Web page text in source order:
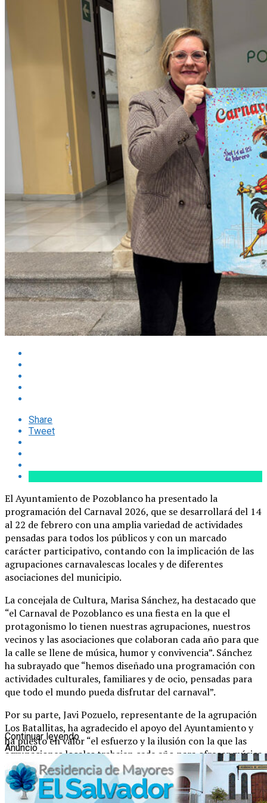
Share
Tweet
El Ayuntamiento de Pozoblanco ha presentado la
programación del Carnaval 2026, que se desarrollará del 14
al 22 de febrero con una amplia variedad de actividades
pensadas para todos los públicos y con un marcado
carácter participativo, contando con la implicación de las
agrupaciones carnavalescas locales y de diferentes
asociaciones del municipio.
La concejala de Cultura, Marisa Sánchez, ha destacado que
“el Carnaval de Pozoblanco es una fiesta en la que el
protagonismo lo tienen nuestras agrupaciones, nuestros
vecinos y las asociaciones que colaboran cada año para que
la calle se llene de música, humor y convivencia”. Sánchez
ha subrayado que “hemos diseñado una programación con
actividades culturales, familiares y de ocio, pensadas para
que todo el mundo pueda disfrutar del carnaval”.
Por su parte, Javi Pozuelo, representante de la agrupación
Los Batallitas, ha agradecido el apoyo del Ayuntamiento y
ha puesto en valor “el esfuerzo y la ilusión con la que las
agrupaciones locales trabajan cada año para ofrecer música
y actuaciones de calidad”, animando a la ciudadanía a
participar activamente en todos los actos programados.
La programación arrancará el sábado 14 de febrero, con la
Continuar leyendo
Anuncio